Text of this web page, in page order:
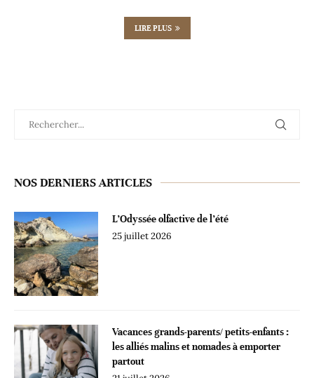
LIRE PLUS
NOS DERNIERS ARTICLES
L’Odyssée olfactive de l’été
25 juillet 2026
Vacances grands-parents/ petits-enfants :
les alliés malins et nomades à emporter
partout